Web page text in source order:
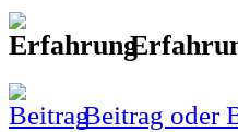
Beitrag oder